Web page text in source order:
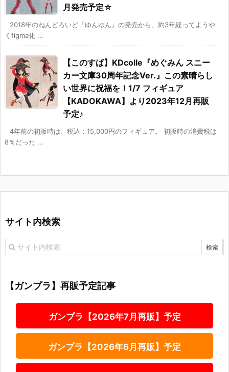
月発売予定☆
2018年のねんどろいど『ゆんゆん』の発売から、約3年経ってようや
くfigma化 ...
【このすば】KDcolle『めぐみん スニー
カー文庫30周年記念Ver.』この素晴らし
い世界に祝福を！1/7 フィギュア
【KADOKAWA】より2023年12月再販
予定♪
4年前の初販時は、税込：15,000円のフィギュア。 初販時の消費税は
8％だった ...
サイト内検索
【ガンプラ】再販予定記事
ガンプラ【2026年7月再販】予定
ガンプラ【2026年6月再販】予定